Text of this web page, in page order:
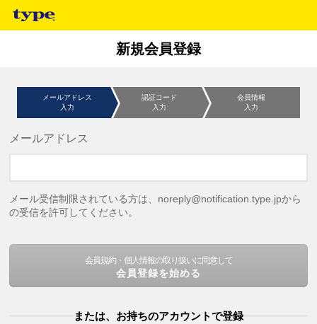
新規会員登録
メールアドレス
入力
認証コード
入力
会員情報
入力
メールアドレス
メール受信制限されている方は、noreply@notification.type.jpから
の受信を許可してください。
会員規約・個人情報の取り扱いに同意して
会員登録を始める
または、お持ちのアカウントで登録